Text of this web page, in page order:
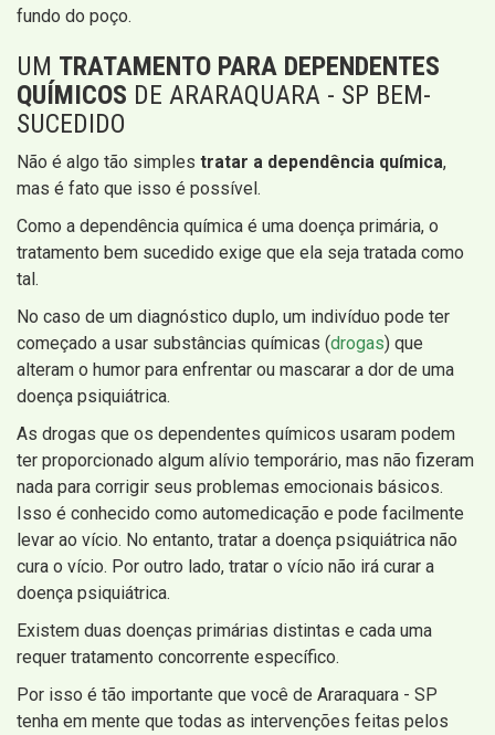
fundo do poço.
UM TRATAMENTO PARA DEPENDENTES
QUÍMICOS DE ARARAQUARA - SP BEM-
SUCEDIDO
Não é algo tão simples tratar a dependência química,
mas é fato que isso é possível.
Como a dependência química é uma doença primária, o
tratamento bem sucedido exige que ela seja tratada como
tal.
No caso de um diagnóstico duplo, um indivíduo pode ter
começado a usar substâncias químicas (drogas) que
alteram o humor para enfrentar ou mascarar a dor de uma
doença psiquiátrica.
As drogas que os dependentes químicos usaram podem
ter proporcionado algum alívio temporário, mas não fizeram
nada para corrigir seus problemas emocionais básicos.
Isso é conhecido como automedicação e pode facilmente
levar ao vício. No entanto, tratar a doença psiquiátrica não
cura o vício. Por outro lado, tratar o vício não irá curar a
doença psiquiátrica.
Existem duas doenças primárias distintas e cada uma
requer tratamento concorrente específico.
Por isso é tão importante que você de Araraquara - SP
tenha em mente que todas as intervenções feitas pelos